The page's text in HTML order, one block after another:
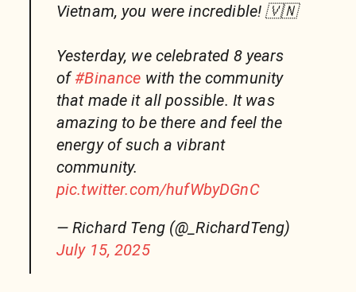
Vietnam, you were incredible! 🇻🇳
Yesterday, we celebrated 8 years
of#Binance with the community
that made it all possible. It was
amazing to be there and feel the
energy of such a vibrant
community.
pic.twitter.com/hufWbyDGnC
— Richard Teng (@_RichardTeng)
July 15, 2025